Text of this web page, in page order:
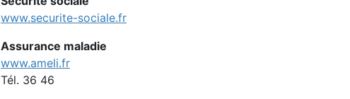
www.securite-sociale.fr
Assurance maladie
www.ameli.fr
Tél. 36 46